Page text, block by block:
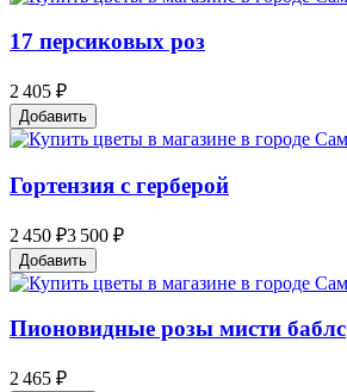
17 персиковых роз
2 405 ₽
Добавить
Гортензия с герберой
2 450 ₽3 500 ₽
Добавить
Пионовидные розы мисти баблc
2 465 ₽